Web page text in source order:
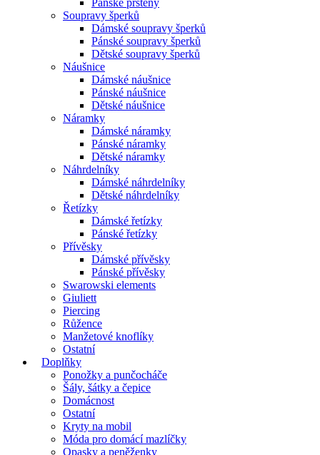
Pánské prsteny
Soupravy šperků
Dámské soupravy šperků
Pánské soupravy šperků
Dětské soupravy šperků
Náušnice
Dámské náušnice
Pánské náušnice
Dětské náušnice
Náramky
Dámské náramky
Pánské náramky
Dětské náramky
Náhrdelníky
Dámské náhrdelníky
Dětské náhrdelníky
Řetízky
Dámské řetízky
Pánské řetízky
Přívěsky
Dámské přívěsky
Pánské přívěsky
Swarowski elements
Giuliett
Piercing
Růžence
Manžetové knoflíky
Ostatní
Doplňky
Ponožky a punčocháče
Šály, šátky a čepice
Domácnost
Ostatní
Kryty na mobil
Móda pro domácí mazlíčky
Opasky a peněženky